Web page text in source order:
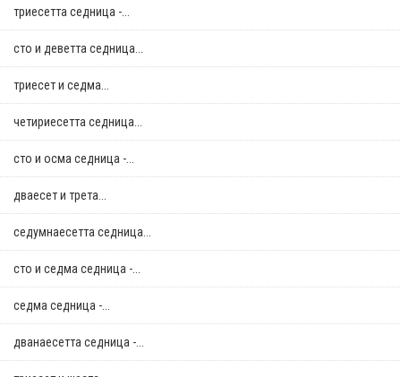
триесетта седница -...
сто и деветта седница...
триесет и седма...
четириесетта седница...
сто и осма седница -...
дваесет и трета...
седумнаесетта седница...
сто и седма седница -...
седма седница -...
дванаесетта седница -...